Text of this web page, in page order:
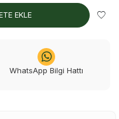
EKLE
WhatsApp Bilgi Hattı